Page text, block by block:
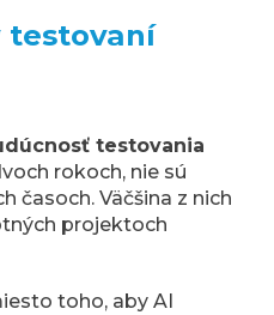
testovaní
testovania
rokoch, nie sú
časoch. Väčšina z nich
projektoch
toho, aby AI